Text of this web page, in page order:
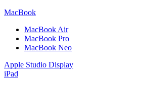
MacBook
MacBook Air
MacBook Pro
MacBook Neo
Apple Studio Display
iPad